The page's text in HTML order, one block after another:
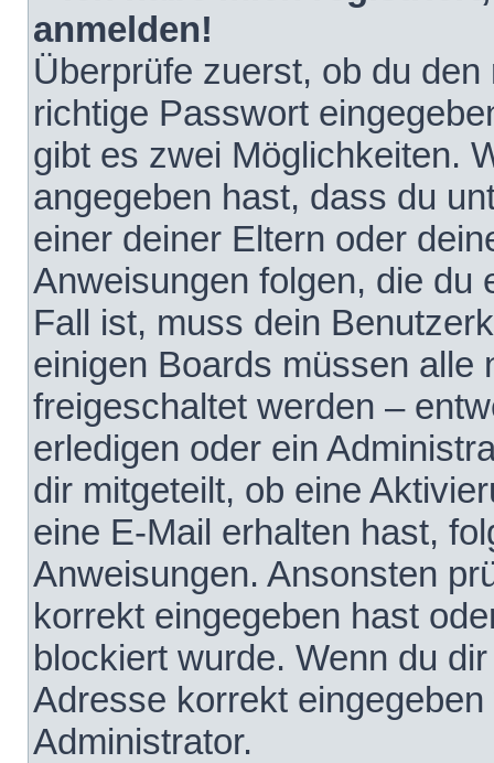
anmelden!
Überprüfe zuerst, ob du
richtige Passwort
gibt es zwei Möglichkeiten.
angegeben hast, dass du
einer deiner Eltern oder
Anweisungen folgen, die du
Fall ist, muss dein
einigen Boards müssen alle
freigeschaltet werden –
erledigen oder ein
dir mitgeteilt, ob eine
eine E-Mail erhalten hast,
Anweisungen. Ansonsten
korrekt eingegeben hast
blockiert wurde. Wenn du
Adresse korrekt
Administrator.